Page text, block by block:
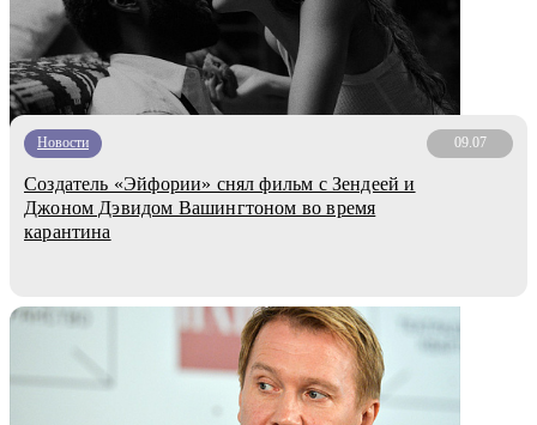
Новости 09.07
Создатель «Эйфории» снял фильм с Зендеей и
Джоном Дэвидом Вашингтоном во время
карантина